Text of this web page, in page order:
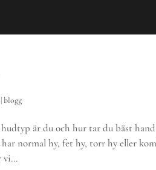
|blogg
är du och hur tar du bäst
normal hy, fet hy, torr hy eller
vi...